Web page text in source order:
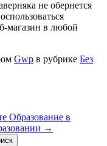
не обернется
магазин в любой
Gwp в рубрике Без
Образование в
→